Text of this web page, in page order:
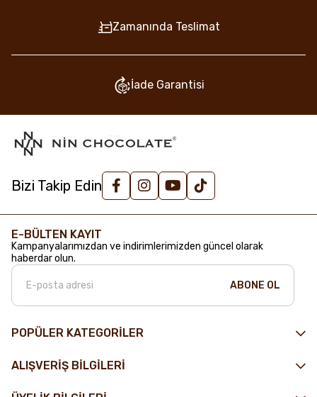
Zamanında Teslimat
İade Garantisi
Bizi Takip Edin
POPÜLER KATEGORİLER
ALIŞVERİŞ BİLGİLERİ
E-BÜLTEN KAYIT
Kampanyalarımızdan ve indirimlerimizden güncel olarak
haberdar olun.
ABONE OL